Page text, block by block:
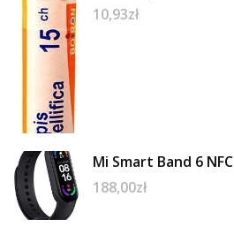
10,93zł
Mi Smart Band 6 NFC
188,00zł